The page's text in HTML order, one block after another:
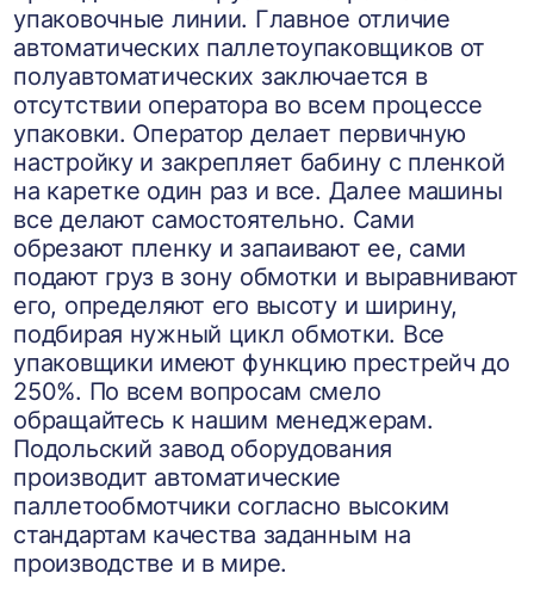
упаковочные линии. Главное отличие
автоматических паллетоупаковщиков от
полуавтоматических заключается в
отсутствии оператора во всем процессе
упаковки. Оператор делает первичную
настройку и закрепляет бабину с пленкой
на каретке один раз и все. Далее машины
все делают самостоятельно. Сами
обрезают пленку и запаивают ее, сами
подают груз в зону обмотки и выравнивают
его, определяют его высоту и ширину,
подбирая нужный цикл обмотки. Все
упаковщики имеют функцию престрейч до
250%. По всем вопросам смело
обращайтесь к нашим менеджерам.
Подольский завод оборудования
производит автоматические
паллетообмотчики согласно высоким
стандартам качества заданным на
производстве и в мире.